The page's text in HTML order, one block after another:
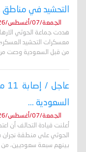
التحشيد في مناطق
الجمعة/07/أغسطس/2026 - 08:36 م
هددت جماعة الحوثي
معسكرات التحشيد
من قبل السعودية ودعت
السعودية ...
الجمعة/07/أغسطس/2026 - 12:38 ص
أعلنت قيادة التحالف أن
بينهم سبعة سعوديين،